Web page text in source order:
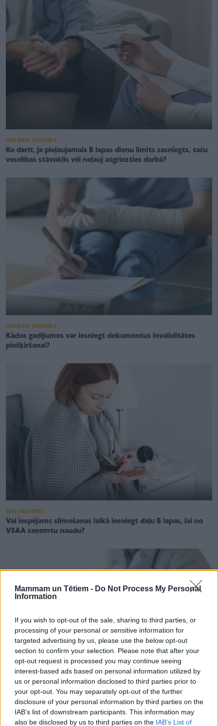
Mammam un Tētiem - Do Not Process My Personal
Information
If you wish to opt-out of the sale, sharing to third parties, or
processing of your personal or sensitive information for
targeted advertising by us, please use the below opt-out
section to confirm your selection. Please note that after your
opt-out request is processed you may continue seeing
interest-based ads based on personal information utilized by
us or personal information disclosed to third parties prior to
your opt-out. You may separately opt-out of the further
disclosure of your personal information by third parties on the
IAB’s list of downstream participants. This information may
also be disclosed by us to third parties on the IAB’s List of
ĢIMENES VESELĪBA
Ko darīt, ja pieļaujamais B lapas dienu limits sasniegts, taču
veselības stāvoklis vēl neļauj atgriezties darbā?
ĢIMENES VESELĪBA
Kādos gadījumos var iesniegt dokumentus invaliditātes
piešķiršanai?
AKTUALITĀTES
Vai iespējams slimošanas laikā iesniegt daļu B lapas, lai no
VSAA saņemtu naudu?
ĢIMENES VESELĪBA
Slimības lapai ir "limiti" jeb Cik ilgi B lapa drīkst būt
kalendārā gada ietvaros